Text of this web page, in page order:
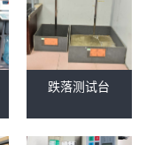
跌落测试台